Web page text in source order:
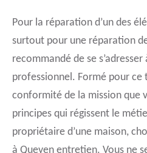
Pour la réparation d’un des
surtout pour une réparation
recommandé de se
professionnel. Formé pour ce
conformité de la mission que
principes qui régissent le
propriétaire d’une maison,
à Queven entretien. Vous ne